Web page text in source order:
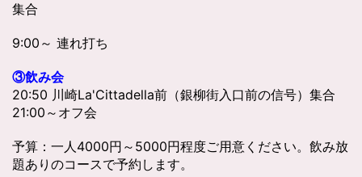
集合
9:00～ 連れ打ち
③飲み会
20:50 川崎La'Cittadella前（銀柳街入口前の信号）集合
21:00～オフ会
予算：一人4000円～5000円程度ご用意ください。飲み放
題ありのコースで予約します。